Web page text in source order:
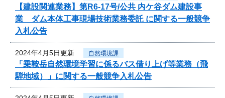
【建設関連業務】第R6-17号/公共 内ケ谷ダム建設事
業 ダム本体工事現場技術業務委託 に関する一般競争
入札公告
2024年4月5日更新 自然環境課
「乗鞍岳自然環境学習に係るバス借り上げ等業務（飛
騨地域）」に関する一般競争入札公告